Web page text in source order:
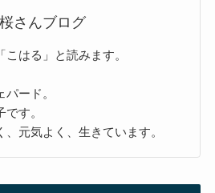
さんブログ
こはる」と読みます。
ード。
す。
元気よく、生きています。